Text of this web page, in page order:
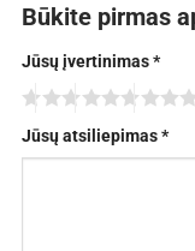
Būkite pirmas
Jūsų įvertinimas*
Jūsų atsiliepimas*